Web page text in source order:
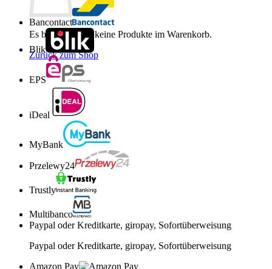
Es befinden sich keine Produkte im Warenkorb.
Zurück zum Shop
Bancontact
Blik
EPS
iDeal
MyBank
Przelewy24
Trustly
Multibanco
Paypal oder Kreditkarte, giropay, Sofortüberweisung
Paypal oder Kreditkarte, giropay, Sofortüberweisung
Amazon Pay